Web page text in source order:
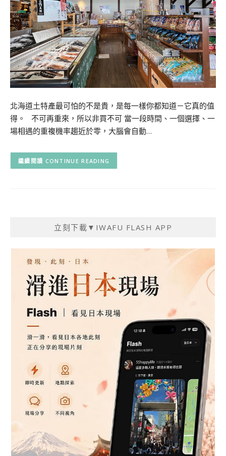
北海道土特產最可怕的不是貴，是每一樣你都知道－它真的值
得。 不可再重來，所以非買不可 當一段時間、一個選擇、一
場相遇的重複機率趨近於零，大腦會自動…
CONTINUE READING
立刻下載▼IWAFU FLASH APP